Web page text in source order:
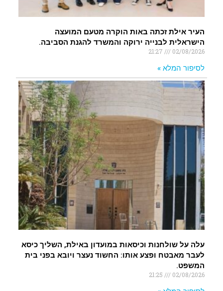
העיר אילת זכתה באות הוקרה מטעם המועצה
הישראלית לבנייה ירוקה והמשרד להגנת הסביבה.
02/08/2026
לסיפור המלא »
עלה על שולחנות וכיסאות במועדון באילת, השליך כיסא
לעבר מאבטח ופצע אותו: החשוד נעצר ויובא בפני בית
המשפט.
02/08/2026